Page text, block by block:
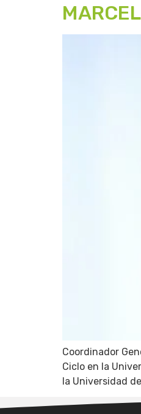
Coordinador
Ciclo en la
la Universidad